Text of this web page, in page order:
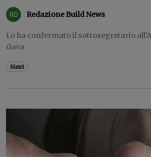
Redazione Build News
Lo ha confermato il sottosegretario
Gava
Sistri